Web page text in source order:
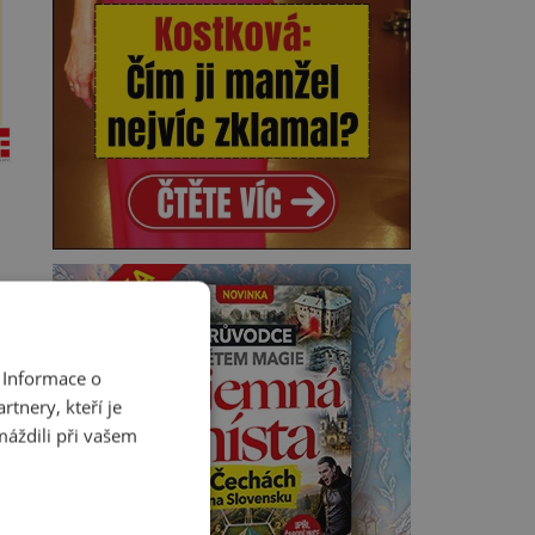
o
kteří je
při vašem